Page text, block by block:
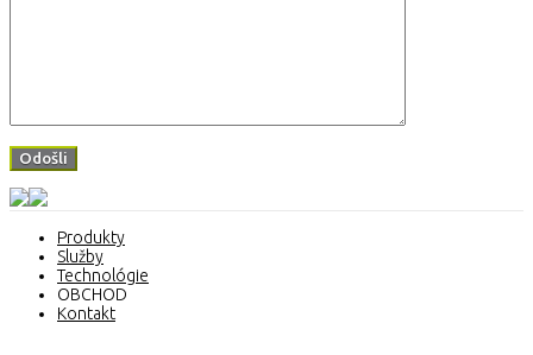
Produkty
Služby
Technológie
OBCHOD
Kontakt